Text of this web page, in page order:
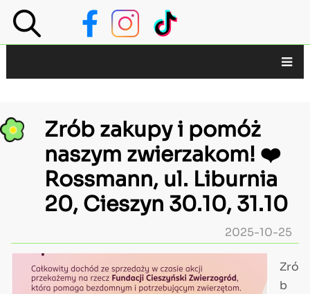
nawigacja
Zrób zakupy i pomóż
naszym zwierzakom! ❤️
Rossmann, ul. Liburnia
20, Cieszyn 30.10, 31.10
2025-10-25
Zdjęcie
tekst
Zró
b